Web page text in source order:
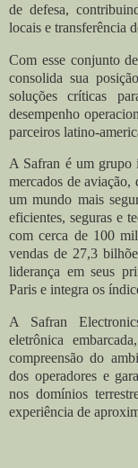
de defesa,
locais e transferência
Com esse conjunto
consolida sua
soluções críticas
desempenho
parceiros latino-
A Safran é um grupo
mercados de aviação,
um mundo mais
eficientes, seguras e
com cerca de 100
vendas de 27,3
liderança em seus
Paris e integra os
A Safran
eletrônica
compreensão do
dos operadores e
nos domínios
experiência de